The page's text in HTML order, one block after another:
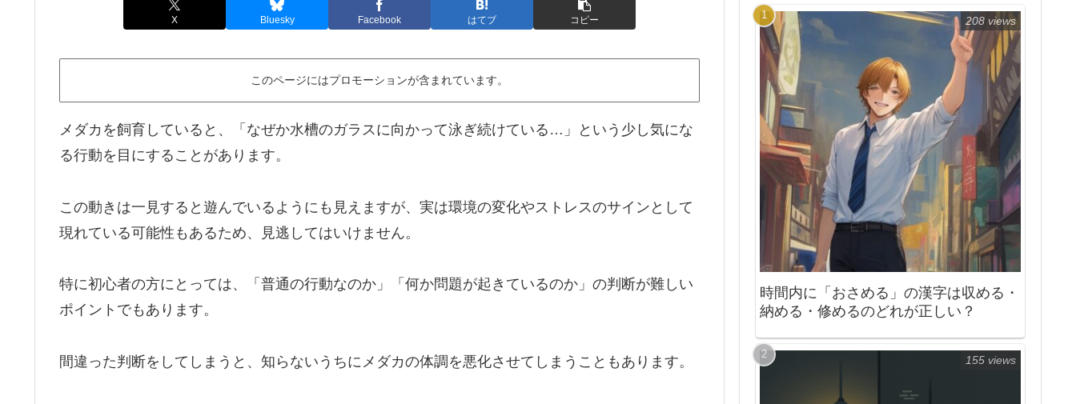
X Bluesky Facebook はてブ コピー
このページにはプロモーションが含まれています。
メダカを飼育していると、「なぜか水槽のガラスに向かって泳ぎ続けている…」という少し気にな
る行動を目にすることがあります。
この動きは一見すると遊んでいるようにも見えますが、実は環境の変化やストレスのサインとして
現れている可能性もあるため、見逃してはいけません。
特に初心者の方にとっては、「普通の行動なのか」「何か問題が起きているのか」の判断が難しい
ポイントでもあります。
間違った判断をしてしまうと、知らないうちにメダカの体調を悪化させてしまうこともあります。
時間内に「おさめる」の漢字は収める・
納める・修めるのどれが正しい？
208 views
155 views